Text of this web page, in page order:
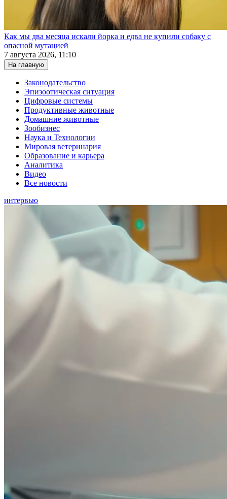
Как мы два месяца искали йорка и едва не купили собаку с
опасной мутацией
7 августа 2026, 11:10
На главную
Законодательство
Эпизоотическая ситуация
Цифровые системы
Продуктивные животные
Домашние животные
Зообизнес
Наука и Технологии
Мировая ветеринария
Образование и карьера
Аналитика
Видео
Все новости
интервью